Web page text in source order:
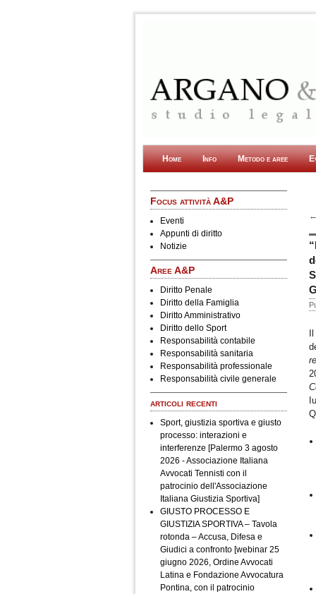
Vai al contenuto principale
Vai al contenuto secondario
Home Info Metodo e aree
Focus attività A&P
Eventi
Appunti di diritto
Notizie
Aree A&P
Diritto Penale
Diritto della Famiglia
Diritto Amministrativo
Diritto dello Sport
Responsabilità contabile
Responsabilità sanitaria
Responsabilità professionale
Responsabilità civile generale
articoli recenti
Sport, giustizia sportiva e giusto
processo: interazioni e
interferenze [Palermo 3 agosto
2026 - Associazione Italiana
Avvocati Tennisti con il
patrocinio dell'Associazione
Italiana Giustizia Sportiva]
GIUSTO PROCESSO E
GIUSTIZIA SPORTIVA – Tavola
rotonda – Accusa, Difesa e
Giudici a confronto [webinar 25
giugno 2026, Ordine Avvocati
Latina e Fondazione Avvocatura
Pontina, con il patrocinio